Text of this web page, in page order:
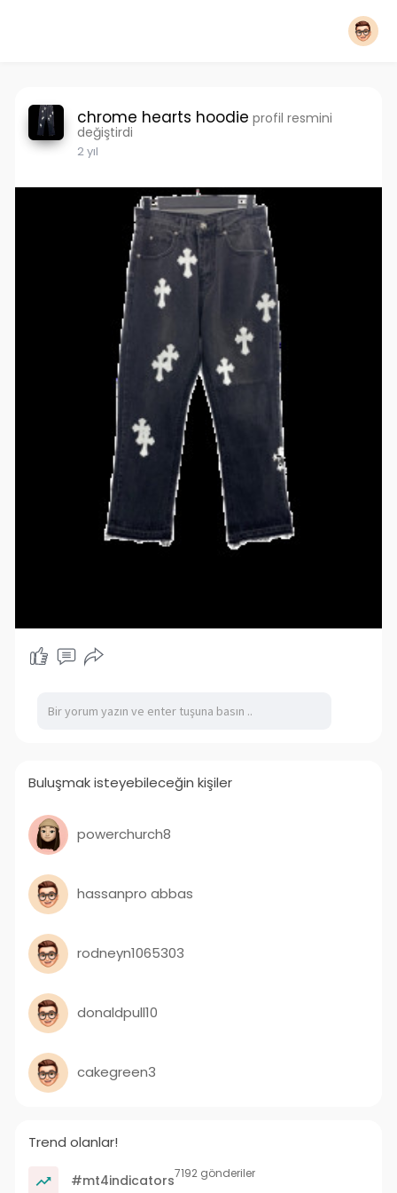
chrome hearts hoodie profil resmini
değiştirdi
2 yıl
Buluşmak isteyebileceğin kişiler
powerchurch8
hassanpro abbas
rodneyn1065303
donaldpull10
cakegreen3
Trend olanlar!
#mt4indicators7192 gönderiler